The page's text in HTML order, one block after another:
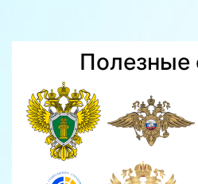
Полезные